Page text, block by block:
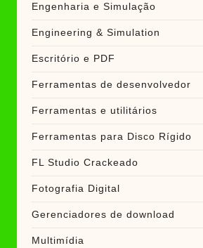
Engenharia e Simulação
Engineering & Simulation
Escritório e PDF
Ferramentas de desenvolvedor
Ferramentas e utilitários
Ferramentas para Disco Rígido
FL Studio Crackeado
Fotografia Digital
Gerenciadores de download
Multimídia